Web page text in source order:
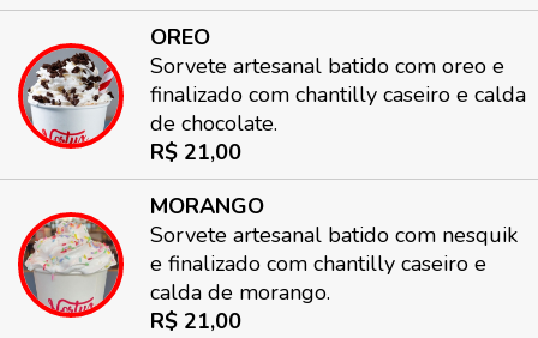
OREO
Sorvete artesanal batido com oreo e
finalizado com chantilly caseiro e calda
de chocolate.
R$ 21,00
MORANGO
Sorvete artesanal batido com nesquik
e finalizado com chantilly caseiro e
calda de morango.
R$ 21,00